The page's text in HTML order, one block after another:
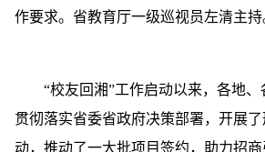
作要求。省教育厅一级巡视员左清主持
“校友回湘”工作启动以来，各地
贯彻落实省委省政府决策部署，开展
动，推动了一大批项目签约，助力招